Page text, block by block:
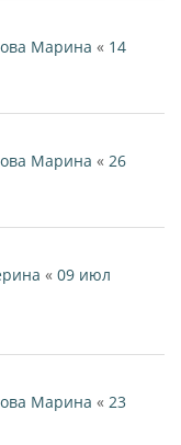
Марина « 14
Марина « 26
« 09 июл
Марина « 23